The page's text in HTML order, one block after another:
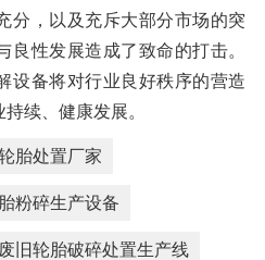
分，以及充斥大部分市场的突
良性发展造成了致命的打击。
设备将对行业良好秩序的营造
续、健康发展。
胎处置厂家
粉碎生产设备
废旧轮胎破碎处置生产线